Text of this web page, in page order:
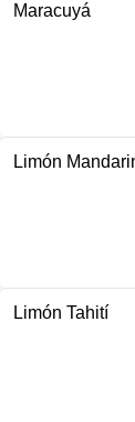
Maracuyá
Limón
Limón Tahití